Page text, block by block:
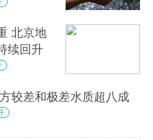
北京地
续回升
较差和极差水质超八成